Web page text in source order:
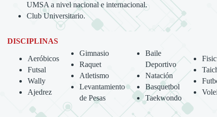
UMSA a nivel nacional e internacional.
Club Universitario.
DISCIPLINAS
Aeróbicos
Futsal
Wally
Ajedrez
Gimnasio
Raquet
Atletismo
Levantamiento
de Pesas
Baile
Deportivo
Natación
Basquetbol
Taekwondo